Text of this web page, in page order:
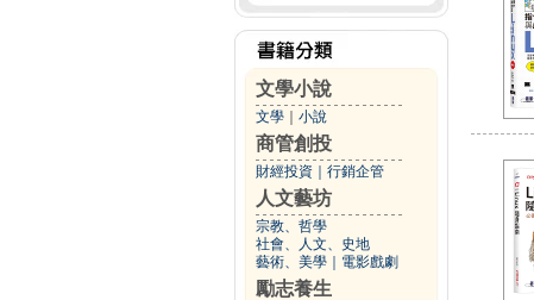
文學小說
文學 小說
商管創投
財經投資 行銷企管
人文藝坊
宗教、哲學
社會、人文、史地
藝術、美學
電影戲劇
勵志養生